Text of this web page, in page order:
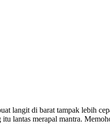
langit di barat tampak lebih
lantas merapal mantra.